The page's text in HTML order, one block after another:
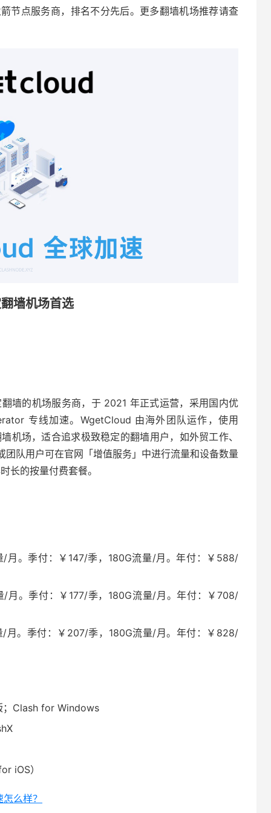
节点服务商，排名不分先后。更多翻墙机场推荐请查
墙机场首选
墙的机场服务商，于 2021 年正式运营，采用国内优
专线加速。WgetCloud 由海外团队运作，使用
机场，适合追求极致稳定的翻墙用户，如外贸工作、
队用户可在官网「增值服务」中进行流量和设备数量
长的按量付费套餐。
月。季付：￥147/季，180G流量/月。年付：￥588/
月。季付：￥177/季，180G流量/月。年付：￥708/
月。季付：￥207/季，180G流量/月。年付：￥828/
；Clash for Windows
iOS）
么样？